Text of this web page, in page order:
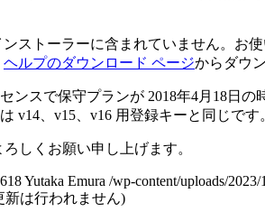
ストーラーに含まれていません。お
ヘルプのダウンロード ページからダウ
スで保守プランが 2018年4月18日
v14、v15、v16 用登録キーと同じです
しくお願い申し上げます。
618Yutaka Emura /wp-content/uploads/
新は行われません)